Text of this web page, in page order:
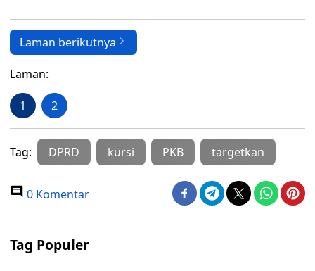
Laman berikutnya
Laman:
1 2
Tag: DPRD kursi PKB targetkan
0 Komentar
Tag Populer